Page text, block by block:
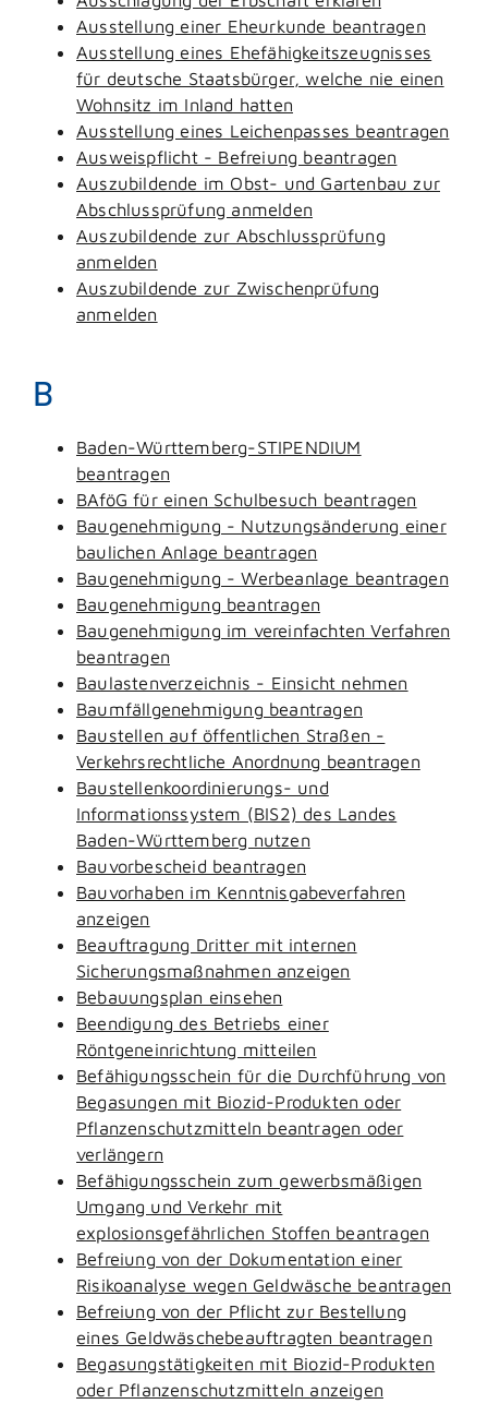
Ausstellung einer Eheurkunde beantragen
Ausstellung eines Ehefähigkeitszeugnisses
für deutsche Staatsbürger, welche nie einen
Wohnsitz im Inland hatten
Ausstellung eines Leichenpasses beantragen
Ausweispflicht - Befreiung beantragen
Auszubildende im Obst- und Gartenbau zur
Abschlussprüfung anmelden
Auszubildende zur Abschlussprüfung
anmelden
Auszubildende zur Zwischenprüfung
anmelden
B
Baden-Württemberg-STIPENDIUM
beantragen
BAföG für einen Schulbesuch beantragen
Baugenehmigung - Nutzungsänderung einer
baulichen Anlage beantragen
Baugenehmigung - Werbeanlage beantragen
Baugenehmigung beantragen
Baugenehmigung im vereinfachten Verfahren
beantragen
Baulastenverzeichnis - Einsicht nehmen
Baumfällgenehmigung beantragen
Baustellen auf öffentlichen Straßen -
Verkehrsrechtliche Anordnung beantragen
Baustellenkoordinierungs- und
Informationssystem (BIS2) des Landes
Baden-Württemberg nutzen
Bauvorbescheid beantragen
Bauvorhaben im Kenntnisgabeverfahren
anzeigen
Beauftragung Dritter mit internen
Sicherungsmaßnahmen anzeigen
Bebauungsplan einsehen
Beendigung des Betriebs einer
Röntgeneinrichtung mitteilen
Befähigungsschein für die Durchführung von
Begasungen mit Biozid-Produkten oder
Pflanzenschutzmitteln beantragen oder
verlängern
Befähigungsschein zum gewerbsmäßigen
Umgang und Verkehr mit
explosionsgefährlichen Stoffen beantragen
Befreiung von der Dokumentation einer
Risikoanalyse wegen Geldwäsche beantragen
Befreiung von der Pflicht zur Bestellung
eines Geldwäschebeauftragten beantragen
Begasungstätigkeiten mit Biozid-Produkten
oder Pflanzenschutzmitteln anzeigen